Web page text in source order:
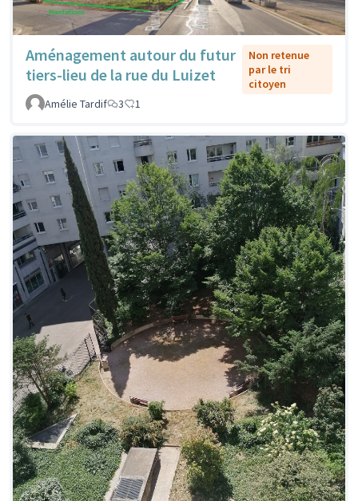
Aménagement autour du futur
tiers-lieu de la rue du Luizet
Non retenue
par le tri
citoyen
Amélie Tardif
3 1